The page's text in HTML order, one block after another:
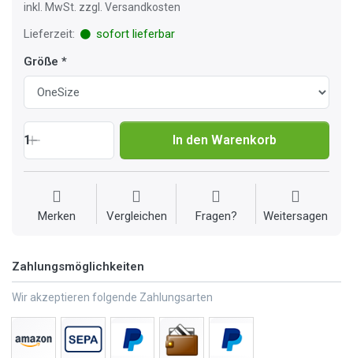
inkl. MwSt. zzgl. Versandkosten
Lieferzeit:
sofort lieferbar
Größe
1 In den Warenkorb
Merken Vergleichen Fragen? Weitersagen
Zahlungsmöglichkeiten
Wir akzeptieren folgende Zahlungsarten